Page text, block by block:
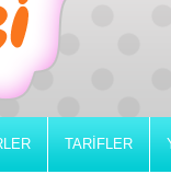
TARIFLER